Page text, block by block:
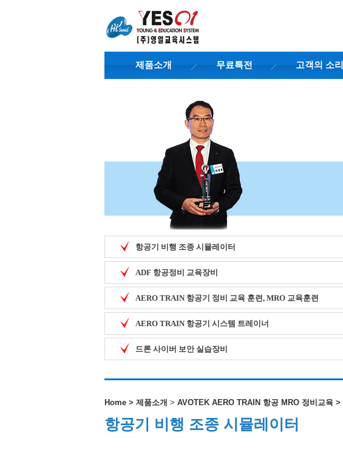
제품소개 무료특전 고객의 소리
항공기 비행 조종 시뮬레이터
ADF 항공정비 교육장비
AERO TRAIN 항공기 정비 교육 훈련, MRO 교육훈련
AERO TRAIN 항공기 시스템 트레이너
드론 사이버 보안 실습장비
Home > 제품소개 > AVOTEK AERO TRAIN 항공 MRO 정비교육 >
항공기 비행 조종 시뮬레이터